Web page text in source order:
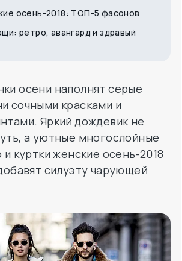
осень-2018: ТОП-5 фасонов
ретро, авангард и здравый
осени наполнят серые
сочными красками и
Яркий дождевик не
а уютные многослойные
куртки женские осень-2018
силуэту чарующей